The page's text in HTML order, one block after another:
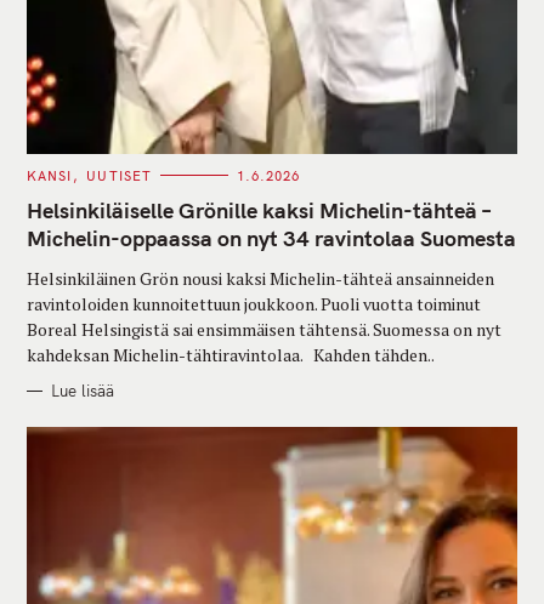
C
T
E
G
O
I
E
S
KANSI UUTISET 1.6.2026
Helsinkiläiselle Grönille kaksi Michelin-tähteä –
Michelin-oppaassa on nyt 34 ravintolaa Suomesta
Helsinkiläinen Grön nousi kaksi Michelin-tähteä ansainneiden
ravintoloiden kunnoitettuun joukkoon. Puoli vuotta toiminut
Boreal Helsingistä sai ensimmäisen tähtensä. Suomessa on nyt
kahdeksan Michelin-tähtiravintolaa. Kahden tähden..
Lue lisää